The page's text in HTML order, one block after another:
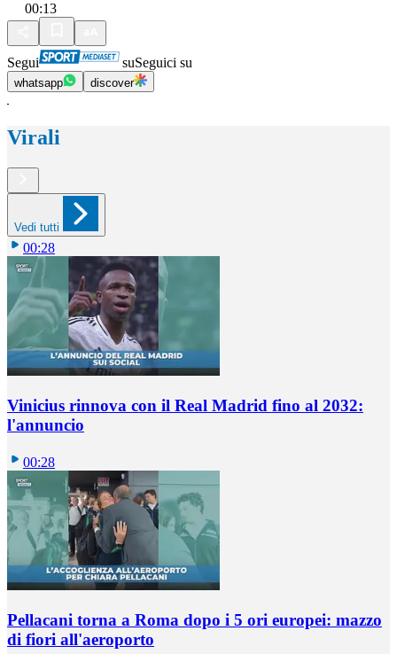
00:13
Segui suSeguici su
whatsapp discover
Virali
Vedi tutti
00:28
Vinicius rinnova con il Real Madrid fino al 2032:
l'annuncio
00:28
Pellacani torna a Roma dopo i 5 ori europei: mazzo
di fiori all'aeroporto